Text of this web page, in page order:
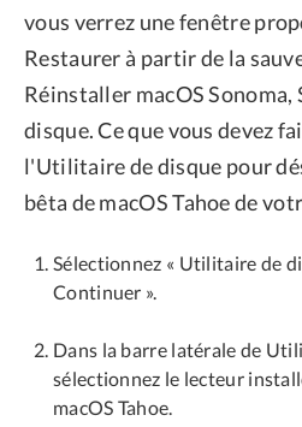
vous verrez une fenêtre
Restaurer à partir de la
Réinstaller macOS
disque. Ce que vous devez
l'Utilitaire de disque pour
bêta de macOS Tahoe de
Sélectionnez « Utilitaire de
Continuer ».
Dans la barre latérale de
sélectionnez le lecteur
macOS Tahoe.